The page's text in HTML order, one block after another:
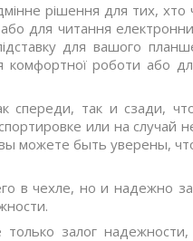
рішення для тих, хто
для читання
для вашого
комфортної роботи або
так и сзади,
или на случай
можете быть уверены,
в чехле, но и надежно
залог